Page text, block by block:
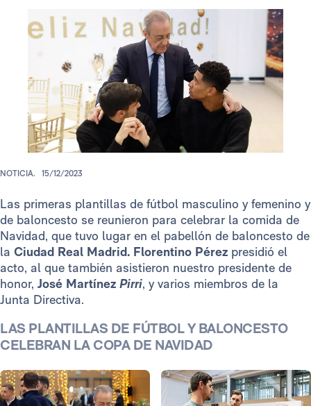
NOTICIA. 15/12/2023
Las primeras plantillas de fútbol masculino y femenino y
de baloncesto se reunieron para celebrar la comida de
Navidad, que tuvo lugar en el pabellón de baloncesto de
la Ciudad Real Madrid. Florentino Pérez presidió el
acto, al que también asistieron nuestro presidente de
honor, José Martínez Pirri, y varios miembros de la
Junta Directiva.
LAS PLANTILLAS DE FÚTBOL Y BALONCESTO
CELEBRAN LA COPA DE NAVIDAD